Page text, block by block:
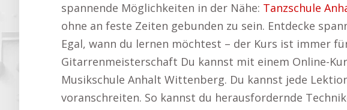
spannende Möglichkeiten in der Nähe: Tanzschule
ohne an feste Zeiten gebunden zu sein. Entdecke
Egal, wann du lernen möchtest – der Kurs ist immer
Gitarrenmeisterschaft Du kannst mit einem Online-
Musikschule Anhalt Wittenberg. Du kannst jede
voranschreiten. So kannst du herausfordernde